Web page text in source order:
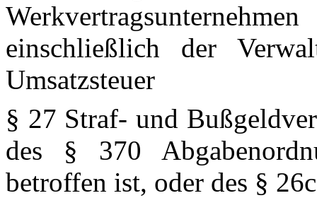
einschließlich der
Umsatzsteuer
§ 27 Straf- und
des § 370
betroffen ist, oder des §